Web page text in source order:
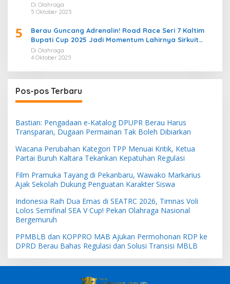
Di Olahraga
5 Oktober 2025
5
Berau Guncang Adrenalin! Road Race Seri 7 Kaltim
Bupati Cup 2025 Jadi Momentum Lahirnya Sirkuit
Permanen 2026
Di Olahraga
4 Oktober 2025
Pos-pos Terbaru
Bastian: Pengadaan e-Katalog DPUPR Berau Harus
Transparan, Dugaan Permainan Tak Boleh Dibiarkan
Wacana Perubahan Kategori TPP Menuai Kritik, Ketua
Partai Buruh Kaltara Tekankan Kepatuhan Regulasi
Film Pramuka Tayang di Pekanbaru, Wawako Markarius
Ajak Sekolah Dukung Penguatan Karakter Siswa
Indonesia Raih Dua Emas di SEATRC 2026, Timnas Voli
Lolos Semifinal SEA V Cup! Pekan Olahraga Nasional
Bergemuruh
PPMBLB dan KOPPRO MAB Ajukan Permohonan RDP ke
DPRD Berau Bahas Regulasi dan Solusi Transisi MBLB